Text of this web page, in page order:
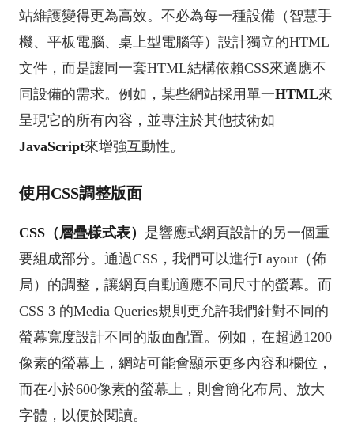
站維護變得更為高效。不必為每一種設備（智慧手
機、平板電腦、桌上型電腦等）設計獨立的HTML
文件，而是讓同一套HTML結構依賴CSS來適應不
同設備的需求。例如，某些網站採用單一HTML來
呈現它的所有內容，並專注於其他技術如
JavaScript來增強互動性。
使用CSS調整版面
CSS（層疊樣式表） 是響應式網頁設計的另一個重
要組成部分。通過CSS，我們可以進行Layout（佈
局）的調整，讓網頁自動適應不同尺寸的螢幕。而
CSS 3 的Media Queries規則更允許我們針對不同的
螢幕寬度設計不同的版面配置。例如，在超過1200
像素的螢幕上，網站可能會顯示更多內容和欄位，
而在小於600像素的螢幕上，則會簡化布局、放大
字體，以便於閱讀。